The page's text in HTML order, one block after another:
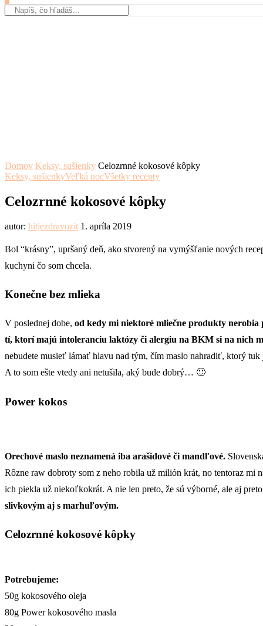
Domov Keksy, sušienky Celozrnné kokosové kôpky
Keksy, sušienkyVeľká nocVšetky recepty
Celozrnné kokosové kôpky
autor: hitjezdravozit 1. apríla 2019
Bol “krásny”, upršaný deň, ako stvorený na vymýšľanie nových
kuchyni čo som chcela.
Konečne bez mlieka
V poslednej dobe, od kedy mi niektoré mliečne produkty nerobia
tí, ktorí majú intoleranciu laktózy či alergiu na BKM si na nich
nebudete musieť lámať hlavu nad tým, čím maslo nahradiť, ktorý tuk
A to som ešte vtedy ani netušila, aký bude dobrý… 🙂
Power kokos
Orechové maslo neznamená iba arašidové či mandľové.
Rôzne raw dobroty som z neho robila už milión krát, no tentoraz mi
ich piekla už niekoľkokrát. A nie len preto, že sú výborné, ale aj
slivkovým aj s marhuľovým.
Celozrnné kokosové kôpky
Potrebujeme:
50g kokosového oleja
80g Power kokosového masla